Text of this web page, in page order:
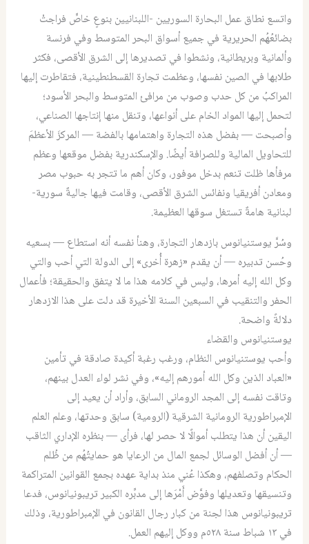
واتسع نطاق عمل البحارة السوريين -اللبنانيين بنوعٍ خاصٍّ فراجتْ
بضائعُهُم الحريرية في جميع أسواق البحر المتوسط وفي فرنسة
وألمانية وبريطانية، ونشطوا في تصديرها إلى الشرق الأقصى، فكثر
طلابها في الصين نفسها، وعظمت تجارة القسطنطينية، فتقاطرت إليها
المراكبُ من كل حدب وصوب من مرافئ المتوسط والبحر الأسود؛
لتحمل إليها المواد الخام على أنواعها، وتنقل منها إنتاجها الصناعي،
وأصبحت — بفضل هذه التجارة واهتمامها بالفضة — المركزَ الأعظمَ
للتحاويل المالية وللصرافة أيضًا. والإسكندرية بفضل موقعها وعظم
مرفأها ظلت تنعم بدخل موفور، وكان أهم ما تتجر به حبوب مصر
ومعادن أفريقيا ونفائس الشرق الأقصى، وقامت فيها جاليةٌ سورية-
لبنانية هامةٌ تستغل سوقها العظيمة.
وسُرَّ يوستنيانوس بازدهار التجارة، وهنأ نفسه أنه استطاع — بسعيه
وحُسن تدبيره — أن يقدم «زهرة أُخرى» إلى الدولة التي أحب والتي
وكل الله إليه أمرها، وليس في كلامه هذا ما لا يتفق والحقيقة؛ فأعمال
الحفر والتنقيب في السبعين السنة الأخيرة قد دلت على هذا الازدهار
دلالةً واضحة.
يوستنيانوس والقضاء
وأحب يوستنيانوس النظام، ورغب رغبة أكيدة صادقة في تأمين
«العباد الذين وكل الله أمورهم إليه»، وفي نشر لواء العدل بينهم،
وتاقت نفسه إلى المجد الروماني السابق، وأراد أن يعيد إلى
الإمبراطورية الرومانية الشرقية (الرومية) سابق وحدتها، وعلم العلم
اليقين أن هذا يتطلب أموالًا لا حصر لها، فرأى — بنظره الإداري الثاقب
— أن أفضل الوسائل لجمع المال من الرعايا هو حمايتُهُم من ظُلم
الحكام وتصلفهم، وهكذا عُني منذ بداية عهده بجمع القوانين المتراكمة
وتنسيقها وتعديلها وفوَّض أَمْرَها إلى مدبِّره الكبير تريبونيانوس، فدعا
تريبونيانوس هذا لجنة من كبار رجال القانون في الإمبراطورية، وذلك
في ١٣ شباط سنة ٥٢٨م ووكل إليهم العمل.